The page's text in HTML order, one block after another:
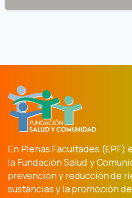
En Plenas Facultades (EPF)
la Fundación Salud y
prevención y reducción de
sustancias y la promoción